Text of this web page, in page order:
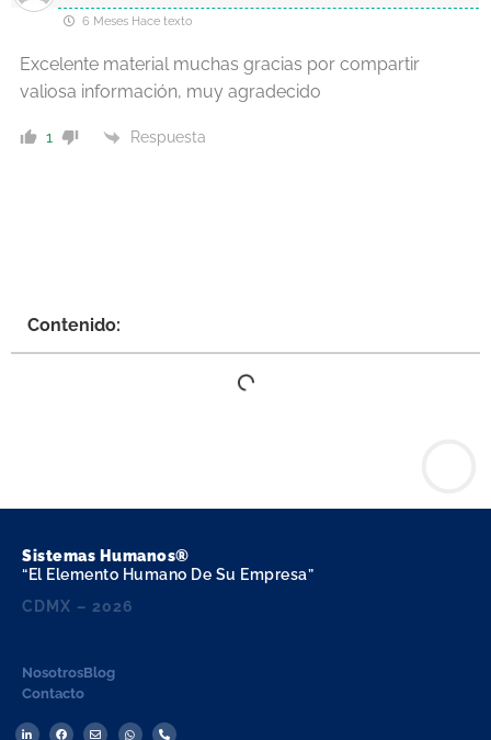
6 Meses Hace texto
Excelente material muchas gracias por compartir
valiosa información, muy agradecido
1 Respuesta
Contenido:
Sistemas Humanos®
“El Elemento Humano De Su Empresa”
CDMX – 2026
NosotrosBlog
Contacto